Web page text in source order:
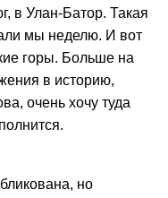
в Улан-Батор. Такая
мы неделю. И вот
горы. Больше на
в историю,
очень хочу туда
но